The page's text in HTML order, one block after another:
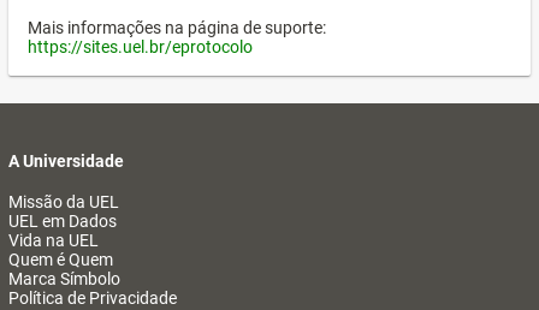
Mais informações na página de suporte:
https://sites.uel.br/eprotocolo
A Universidade
Missão da UEL
UEL em Dados
Vida na UEL
Quem é Quem
Marca Símbolo
Política de Privacidade